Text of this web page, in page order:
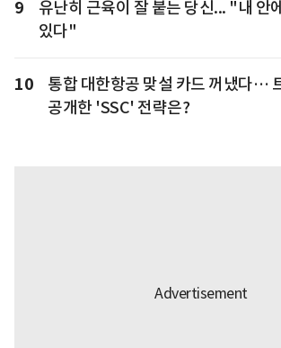
9
유난히 근육이 잘 붙는 당신... "내 안
있다"
10
통합 대한항공 맞설 카드 꺼냈다…
공개한 'SSC' 전략은?